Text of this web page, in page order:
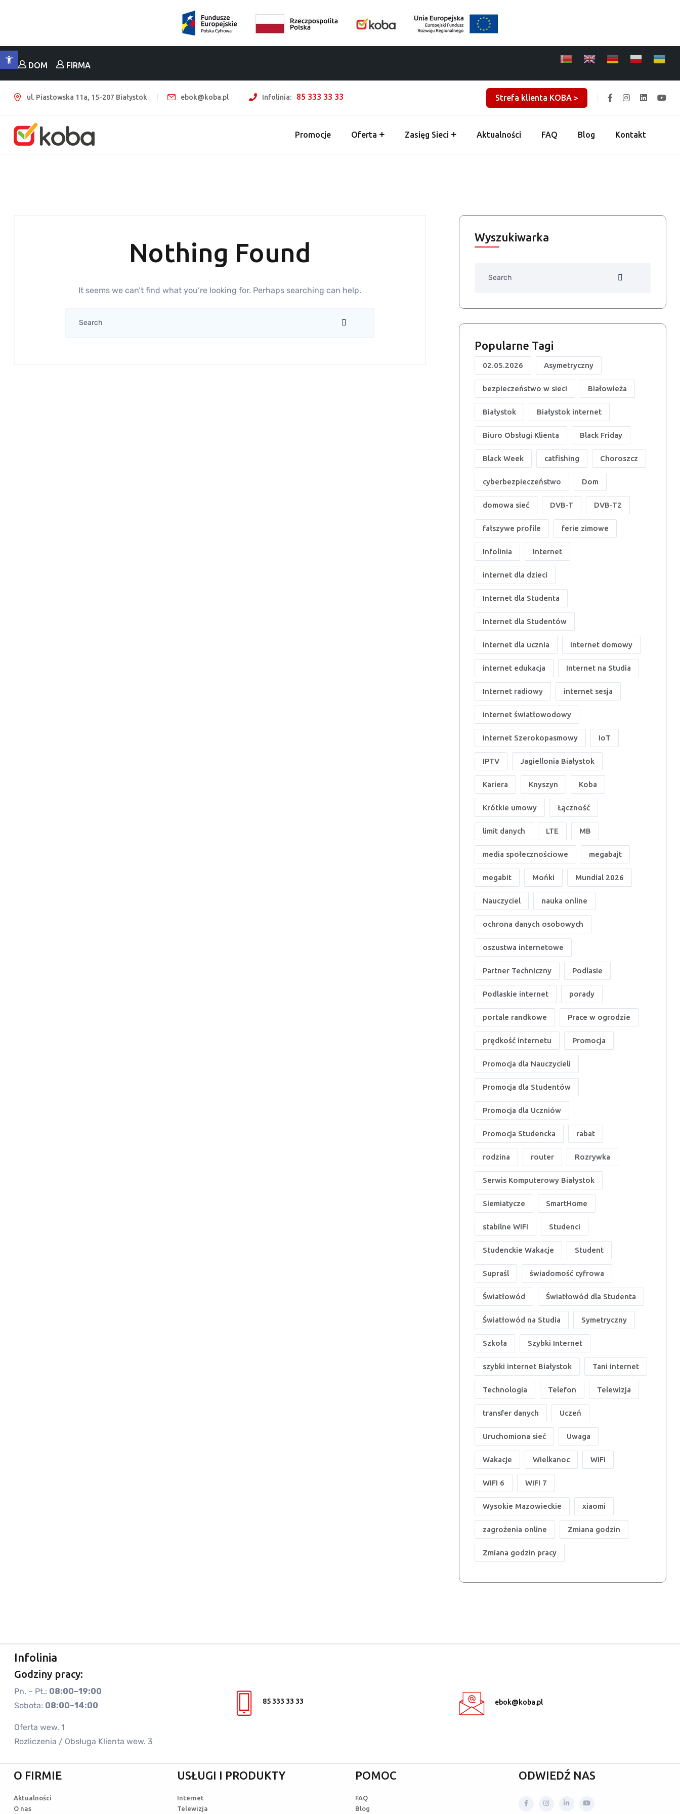
DOM FIRMA
ul. Piastowska 11a, 15-207 Białystok ebok@koba.pl Infolinia: 85 333 33 33 Strefa klienta KOBA >
Promocje Oferta Zasięg Sieci Aktualności FAQ Blog Kontakt
Nothing Found
It seems we can’t find what you’re looking for. Perhaps searching can help.
Wyszukiwarka
Popularne Tagi
02.05.2026 Asymetryczny
bezpieczeństwo w sieci Białowieża
Białystok Białystok internet
Biuro Obsługi Klienta Black Friday
Black Week catfishing Choroszcz
cyberbezpieczeństwo Dom
domowa sieć DVB-T DVB-T2
fałszywe profile ferie zimowe
Infolinia Internet
internet dla dzieci
Internet dla Studenta
Internet dla Studentów
internet dla ucznia internet domowy
internet edukacja Internet na Studia
Internet radiowy internet sesja
internet światłowodowy
Internet Szerokopasmowy IoT
IPTV Jagiellonia Białystok
Kariera Knyszyn Koba
Krótkie umowy Łączność
limit danych LTE MB
media społecznościowe megabajt
megabit Mońki Mundial 2026
Nauczyciel nauka online
ochrona danych osobowych
oszustwa internetowe
Partner Techniczny Podlasie
Podlaskie internet porady
portale randkowe Prace w ogrodzie
prędkość internetu Promocja
Promocja dla Nauczycieli
Promocja dla Studentów
Promocja dla Uczniów
Promocja Studencka rabat
rodzina router Rozrywka
Serwis Komputerowy Białystok
Siemiatycze SmartHome
stabilne WIFI Studenci
Studenckie Wakacje Student
Supraśl świadomość cyfrowa
Światłowód Światłowód dla Studenta
Światłowód na Studia Symetryczny
Szkoła Szybki Internet
szybki internet Białystok Tani internet
Technologia Telefon Telewizja
transfer danych Uczeń
Uruchomiona sieć Uwaga
Wakacje Wielkanoc WiFi
WIFI 6 WIFI 7
Wysokie Mazowieckie xiaomi
zagrożenia online Zmiana godzin
Zmiana godzin pracy
Infolinia
Godziny pracy:
Pn. – Pt.: 08:00–19:00
Sobota: 08:00–14:00
Oferta wew. 1
Rozliczenia / Obsługa Klienta wew. 3
85 333 33 33 ebok@koba.pl
O FIRMIE
Aktualności
O nas
USŁUGI I PRODUKTY
Internet
Telewizja
POMOC
FAQ
Blog
ODWIEDŹ NAS
Otwórz pasek narzędzi